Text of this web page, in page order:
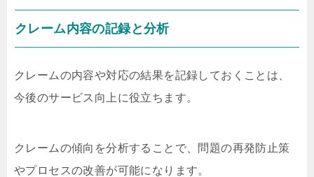
クレーム内容の記録と分析
クレームの内容や対応の結果を記録しておくことは、
今後のサービス向上に役立ちます。
クレームの傾向を分析することで、問題の再発防止策
やプロセスの改善が可能になります。